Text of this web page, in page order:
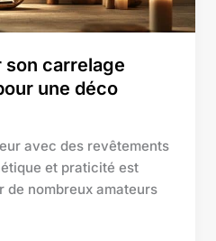
son carrelage
une déco
avec des revêtements
et praticité est
de nombreux amateurs